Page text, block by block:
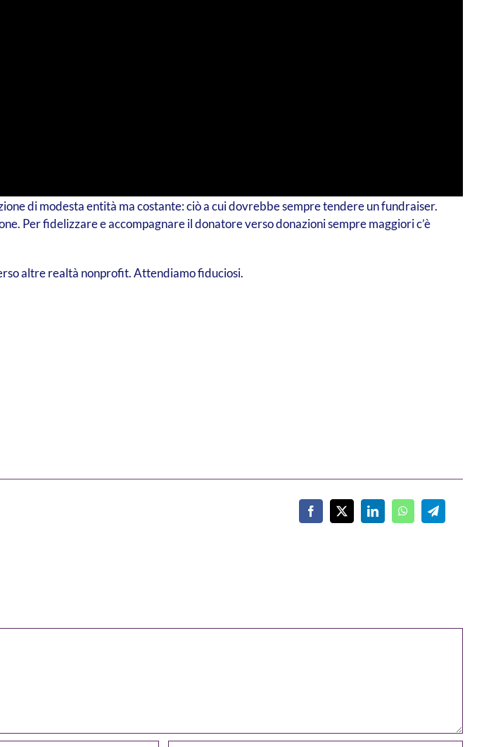
di modesta entità ma costante: ciò a cui dovrebbe sempre tendere un fundraiser.
Per fidelizzare e accompagnare il donatore verso donazioni sempre maggiori c’è
altre realtà nonprofit. Attendiamo fiduciosi.